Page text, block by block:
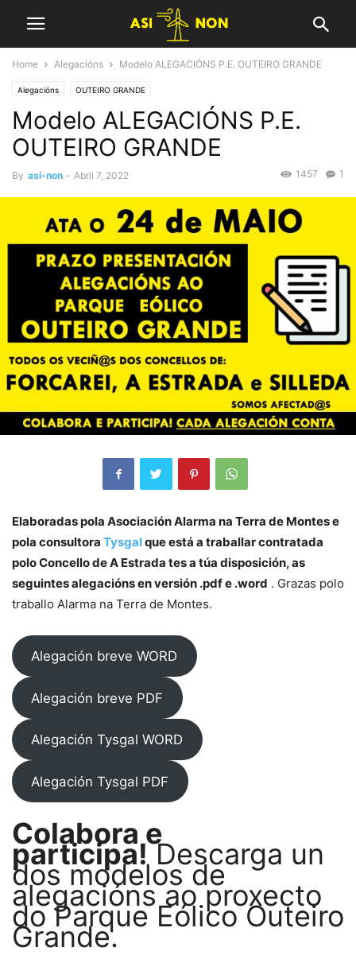
Home Alegacións Modelo ALEGACIÓNS P.E. OUTEIRO GRANDE
Alegacións OUTEIRO GRANDE
Modelo ALEGACIÓNS P.E.
OUTEIRO GRANDE
By así-non - Abril 7, 2022 1
1457
Elaboradas pola Asociación Alarma na Terra de Montes e
pola consultora Tysgalque está a traballar contratada
polo Concello de A Estrada tes a túa disposición, as
seguintes alegacións en versión .pdf e .word . Grazas polo
traballo Alarma na Terra de Montes.
Alegación breve WORD
Alegación breve PDF
Alegación Tysgal WORD
Alegación Tysgal PDF
Colabora e
participa!Descarga un
dos modelos de
alegacións ao proxecto
do Parque Eólico Outeiro
Grande.